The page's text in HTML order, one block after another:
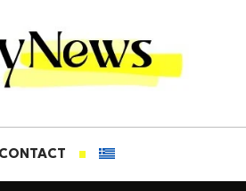
CONTACT